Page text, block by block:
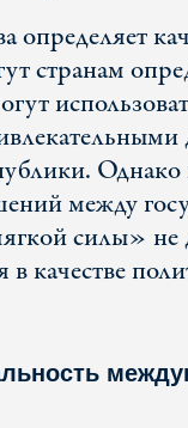
определяет
странам
Однако
между
силы» не
в качестве